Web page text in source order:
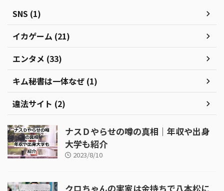
SNS (1)
イカゲーム (21)
エンタメ (33)
キム秘書は一体なぜ (1)
違法サイト (2)
ナスＤやらせの噂の真相｜年収や出身
大学も紹介
2023/8/10
クロちゃんの実家は金持ちで八本松に